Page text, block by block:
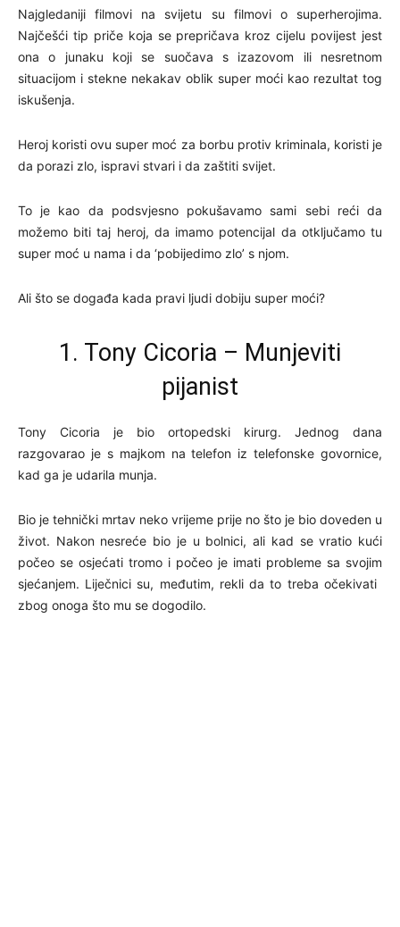
Najgledaniji filmovi na svijetu su filmovi o superherojima.
Najčešći tip priče koja se prepričava kroz cijelu povijest jest
ona o junaku koji se suočava s izazovom ili nesretnom
situacijom i stekne nekakav oblik super moći kao rezultat tog
iskušenja.
Heroj koristi ovu super moć za borbu protiv kriminala, koristi je
da porazi zlo, ispravi stvari i da zaštiti svijet.
To je kao da podsvjesno pokušavamo sami sebi reći da
možemo biti taj heroj, da imamo potencijal da otključamo tu
super moć u nama i da ‘pobijedimo zlo’ s njom.
Ali što se događa kada pravi ljudi dobiju super moći?
1. Tony Cicoria – Munjeviti
pijanist
Tony Cicoria je bio ortopedski kirurg. Jednog dana
razgovarao je s majkom na telefon iz telefonske govornice,
kad ga je udarila munja.
Bio je tehnički mrtav neko vrijeme prije no što je bio doveden u
život. Nakon nesreće bio je u bolnici, ali kad se vratio kući
počeo se osjećati tromo i počeo je imati probleme sa svojim
sjećanjem. Liječnici su, međutim, rekli da to treba očekivati ​​
zbog onoga što mu se dogodilo.